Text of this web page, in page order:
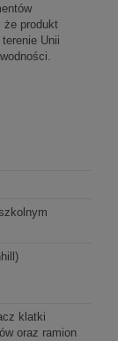
że produkt
Unii
klatki
oraz ramion